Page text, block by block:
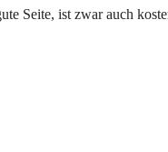
Seite, ist zwar auch